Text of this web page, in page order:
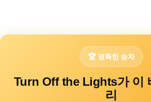
🏆 명확한 승자
Turn Off the Lights가 이
리